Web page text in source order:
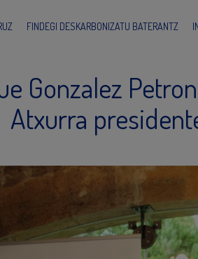
FINDEGI DESKARBONIZATU BATERANTZ
Gonzalez
Atxurra